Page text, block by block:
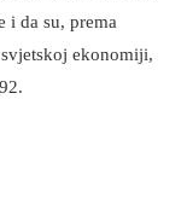
i da su, prema
ekonomiji,